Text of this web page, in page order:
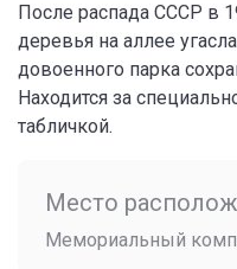
После распада СССР в
деревья на аллее
довоенного парка
Находится за
табличкой.
Место
Мемориальный